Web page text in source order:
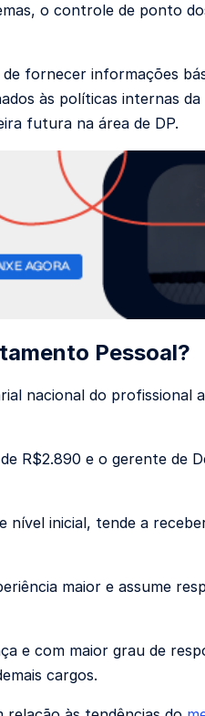
o controle de ponto
fornecer informações
às políticas internas
futura na área de DP.
Pessoal?
nacional do profissional
R$2.890 e o gerente de
inicial, tende a
maior e assume
e com maior grau de
cargos.